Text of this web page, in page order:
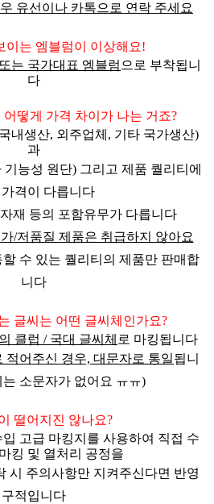
유선이나 카톡으로 연락 주세요
이는 엠블럼이 이상해요!
는 국가대표 엠블럼 으로 부착됩니
다
떻게 가격 차이가 나는 거죠?
내생산, 외주업체, 기타 국가생산)
과
능성 원단) 그리고 제품 퀄리티에
격이 다릅니다
재 등의 포함유무가 다릅니다
/저품질 제품은 취급하지 않아요
수 있는 퀄리티의 제품만 판매 합
니다
글씨는 어떤 글씨체인가요?
클럽 / 국대 글씨체 로 마킹됩니다
적어주신 경우, 대문자로 통일됩니
소문자가 없어요 ㅠㅠ)
떨어지진 않나요?
고급 마킹지를 사용하여 직접 수
킹 및 열처리 공정을
시 주의사항만 지켜주신다면 반영
구적입니다